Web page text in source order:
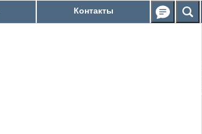
Контакты